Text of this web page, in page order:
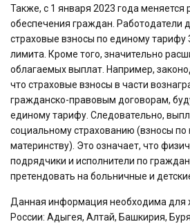
Также, с 1 января 2023 года меняется
обеспечения граждан. Работодатели
страховые взносы по единому тарифу
лимита. Кроме того, значительно
облагаемых выплат. Например,
что страховые взносы в части
гражданско-правовым договорам,
единому тарифу. Следовательно,
социальному страхованию (взносы по
материнству). Это означает, что
подрядчики и исполнители по
претендовать на больничные и
Данная информация необходима для
России: Адыгея, Алтай, Башкирия,